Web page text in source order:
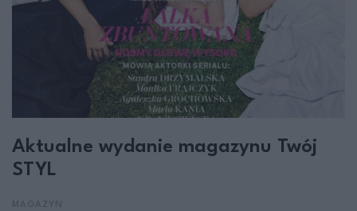
Aktualne wydanie magazynu Twój
STYL